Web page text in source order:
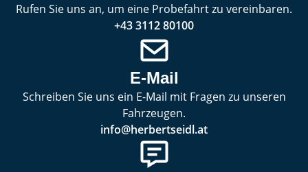
Rufen Sie uns an, um eine Probefahrt zu vereinbaren.
+43 3112 80100
E-Mail
Schreiben Sie uns ein E-Mail mit Fragen zu unseren
Fahrzeugen.
info@herbertseidl.at